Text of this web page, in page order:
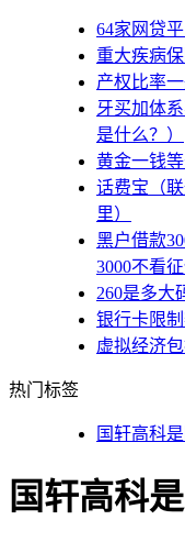
64家网贷
重大疾病
产权比率
牙买加体
是什么？）
黄金一钱
话费宝（
里）
黑户借款
3000不看
260是多大
银行卡限
虚拟经济
热门标签
国轩高科
国轩高科